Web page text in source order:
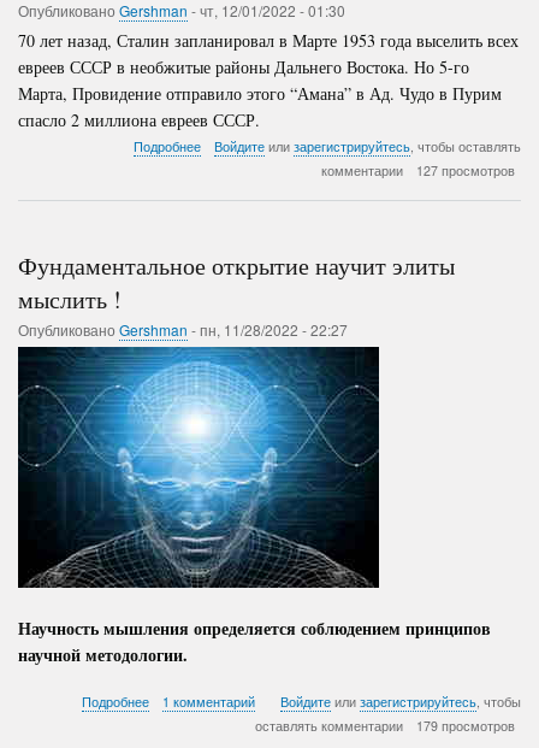
Опубликовано Gershman -чт, 12/01/2022 - 01:30
70 лет назад, Сталин запланировал в Марте 1953 года выселить всех
евреев СССР в необжитые районы Дальнего Востока. Но 5-го
Марта, Провидение отправило этого “Амана” в Ад. Чудо в Пурим
спасло 2 миллиона евреев СССР.
Подробнее
Последние
Войдите или зарегистрируйтесь, чтобы оставлять
комментарии
127 просмотров
Фундаментальное открытие научит элиты
мыслить !
Опубликовано Gershman -пн, 11/28/2022 - 22:27
Научность мышления определяется соблюдением принципов
научной методологии.
Подробнеео
1 комментарий Войдите или зарегистрируйтесь , чтобы
оставлять комментарии
179 просмотров